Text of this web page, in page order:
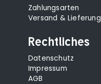
Zahlungsarten
Versand & Lieferung
Rechtliches
Datenschutz
Impressum
AGB